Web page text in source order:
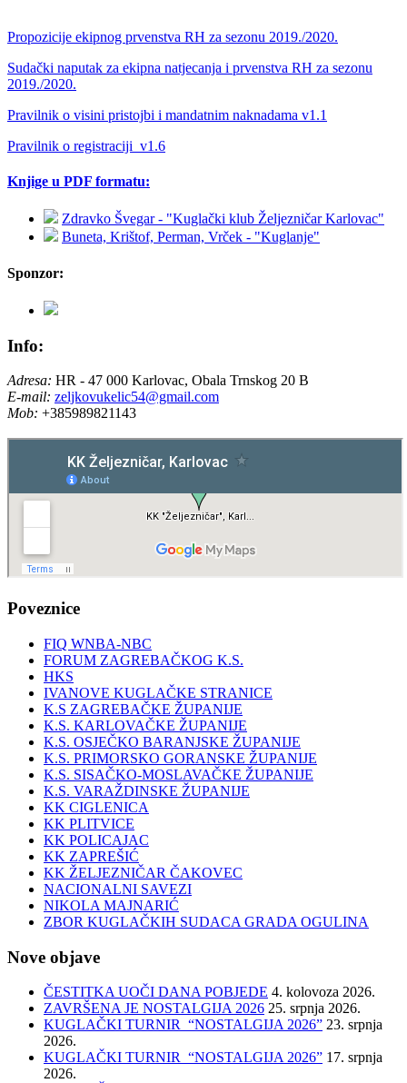
Propozicije ekipnog prvenstva RH za sezonu 2019./2020.
Sudački naputak za ekipna natjecanja i prvenstva RH za sezonu
2019./2020.
Pravilnik o visini pristojbi i mandatnim naknadama v1.1
Pravilnik o registraciji_v1.6
Knjige u PDF formatu:
Zdravko Švegar - "Kuglački klub Željezničar Karlovac"
Buneta, Krištof, Perman, Vrček - "Kuglanje"
Sponzor:
Info:
Adresa: HR - 47 000 Karlovac, Obala Trnskog 20 B
E-mail: zeljkovukelic54@gmail.com
Mob: +385989821143
Poveznice
FIQ WNBA-NBC
FORUM ZAGREBAČKOG K.S.
HKS
IVANOVE KUGLAČKE STRANICE
K.S ZAGREBAČKE ŽUPANIJE
K.S. KARLOVAČKE ŽUPANIJE
K.S. OSJEČKO BARANJSKE ŽUPANIJE
K.S. PRIMORSKO GORANSKE ŽUPANIJE
K.S. SISAČKO-MOSLAVAČKE ŽUPANIJE
K.S. VARAŽDINSKE ŽUPANIJE
KK CIGLENICA
KK PLITVICE
KK POLICAJAC
KK ZAPREŠIĆ
KK ŽELJEZNIČAR ČAKOVEC
NACIONALNI SAVEZI
NIKOLA MAJNARIĆ
ZBOR KUGLAČKIH SUDACA GRADA OGULINA
Nove objave
ČESTITKA UOČI DANA POBJEDE 4. kolovoza 2026.
ZAVRŠENA JE NOSTALGIJA 2026 25. srpnja 2026.
KUGLAČKI TURNIR “NOSTALGIJA 2026” 23. srpnja
2026.
KUGLAČKI TURNIR “NOSTALGIJA 2026” 17. srpnja
2026.